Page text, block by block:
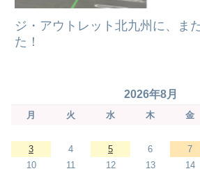
ジ・アウトレット北九州に、ま
た！
2026年8月
月 火 水 木 金
3
4 5 6 7
10
11 12 13 14